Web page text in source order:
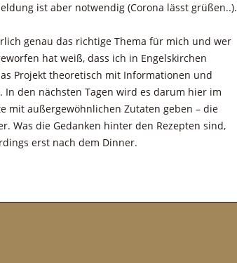
ist aber notwendig (Corona lässt grüßen..).
genau das richtige Thema für mich und wer
hat weiß, dass ich in Engelskirchen
Projekt theoretisch mit Informationen und
den nächsten Tagen wird es darum hier im
mit außergewöhnlichen Zutaten geben – die
Was die Gedanken hinter den Rezepten sind,
erst nach dem Dinner.